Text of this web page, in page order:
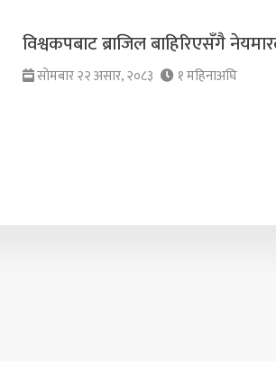
विश्वकपबाट ब्राजिल बाहिरिएसँगै
सोमबार २२ असार, २०८३ १ महिनाअघि